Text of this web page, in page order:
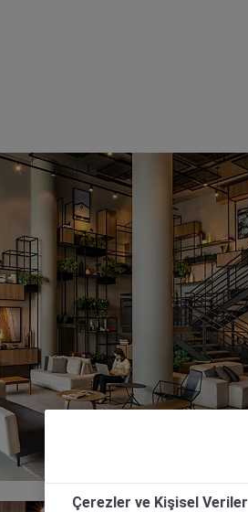
Çerezler ve Kişisel Veriler